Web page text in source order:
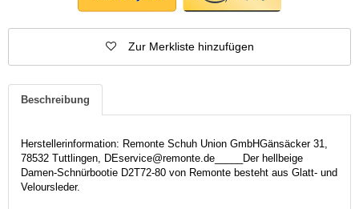
Zur Merkliste hinzufügen
Beschreibung
Herstellerinformation: Remonte Schuh Union GmbHGänsäcker 31,
78532 Tuttlingen, DEservice@remonte.de_____Der hellbeige
Damen-Schnürbootie D2T72-80 von Remonte besteht aus Glatt- und
Veloursleder.